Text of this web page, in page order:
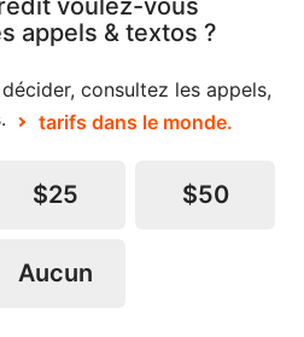
voulez-vous
appels & textos ?
consultez les appels,
tarifs dans le monde.
$25 $50
Aucun